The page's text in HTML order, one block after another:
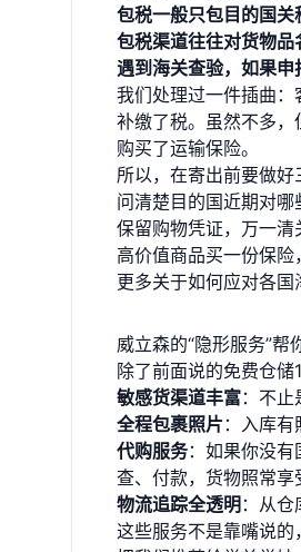
包税一般只包目的国
包税渠道往往对货物品
遇到海关查验，如果
我们处理过一件插曲
补缴了税。虽然不多，
购买了运输保险。
所以，在寄出前要做好
问清楚目的国近期对哪
保留购物凭证，万一清
高价值商品买一份保险
更多关于如何应对各
威立森的“隐形服务”帮
除了前面说的免费仓储
敏感货渠道丰富：不
全程包裹照片：入库有
代购服务：如果你没有
查、付款，货物照常享
物流追踪全透明 ：从
这些服务不是靠嘴说